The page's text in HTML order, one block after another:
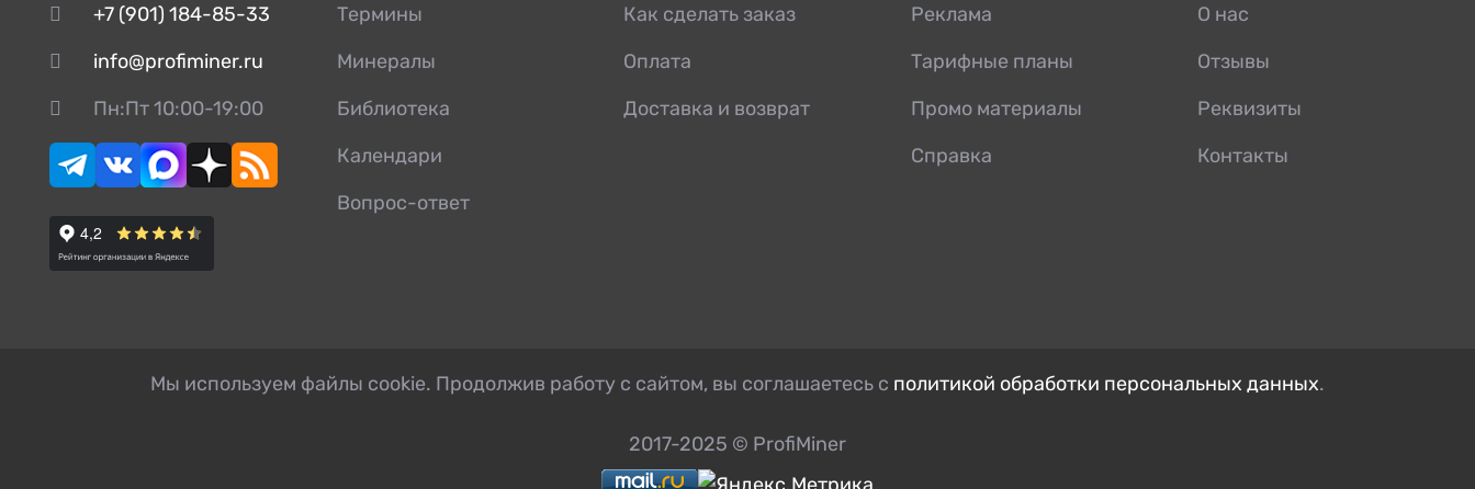
+7 (901) 184-85-33
info@profiminer.ru
Пн:Пт 10:00-19:00
Термины
Минералы
Библиотека
Календари
Вопрос-ответ
Как сделать заказ
Оплата
Доставка и возврат
Реклама
Тарифные планы
Промо материалы
Справка
О нас
Отзывы
Реквизиты
Контакты
Мы используем файлы cookie. Продолжив работу с сайтом, вы соглашаетесь с политикой обработки персональных данных.
2017-2025 © ProfiMiner